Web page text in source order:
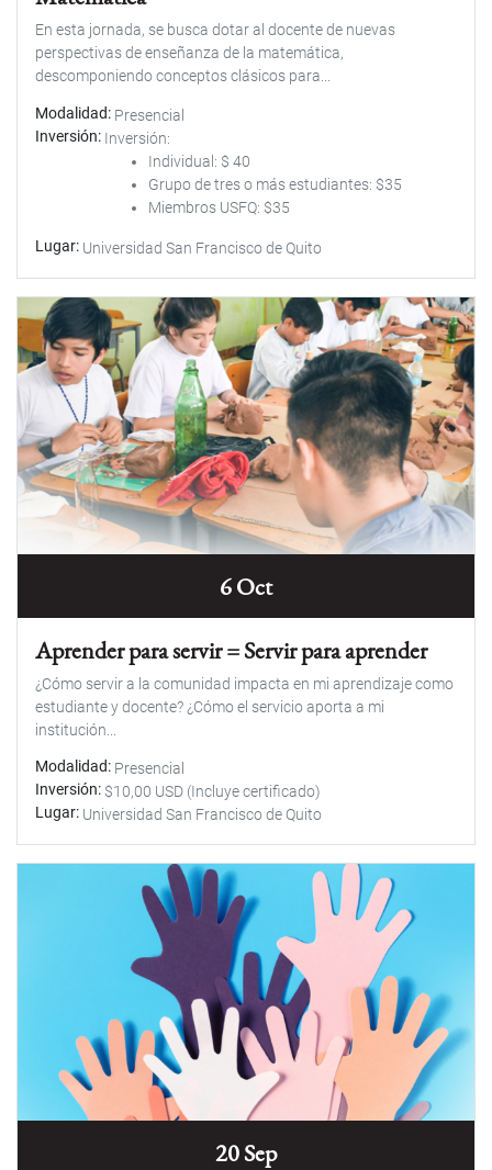
En esta jornada, se busca dotar al docente de nuevas
perspectivas de enseñanza de la matemática,
descomponiendo conceptos clásicos para...
Modalidad Presencial
Inversión Inversión:
Individual: $ 40
Grupo de tres o más estudiantes: $35
Miembros USFQ: $35
Lugar Universidad San Francisco de Quito
6 Oct
Aprender para servir = Servir para aprender
¿Cómo servir a la comunidad impacta en mi aprendizaje como
estudiante y docente? ¿Cómo el servicio aporta a mi
institución...
Modalidad Presencial
Inversión $10,00 USD (Incluye certificado)
Lugar Universidad San Francisco de Quito
20 Sep